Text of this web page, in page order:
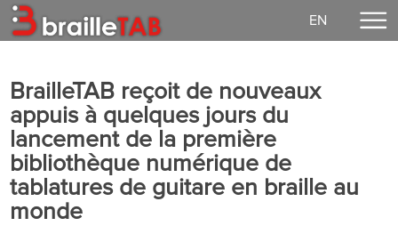
Faire un don
Partitions
EN
BrailleTAB reçoit de nouveaux
appuis à quelques jours du
lancement de la première
bibliothèque numérique de
tablatures de guitare en braille au
monde